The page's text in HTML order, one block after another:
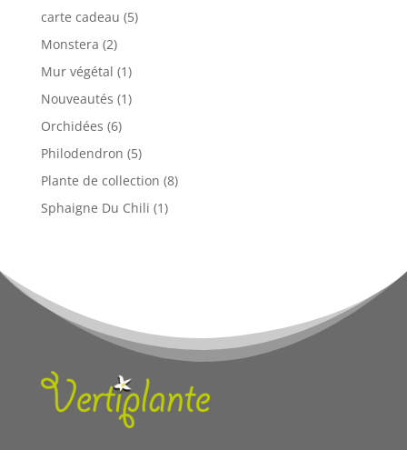
carte cadeau (5)
Monstera (2)
Mur végétal (1)
Nouveautés (1)
Orchidées (6)
Philodendron (5)
Plante de collection (8)
Sphaigne Du Chili (1)